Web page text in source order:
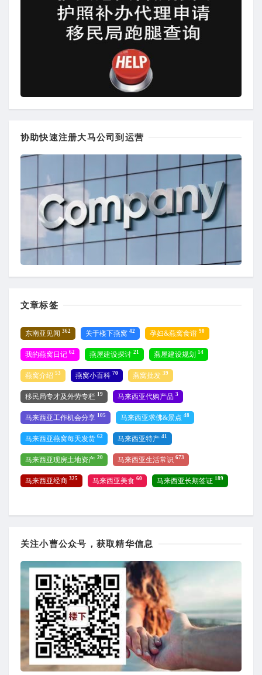
协助快速注册大马公司到运营
文章标签
东南亚见闻 362 关于楼下燕窝 42 孕妇&燕窝食谱 90
我的燕窝日记 62 燕屋建设探讨 21 燕屋建设规划 14
燕窝介绍 53 燕窝小百科 70 燕窝批发 39
移民局专才及外劳专栏 19 马来西亚代购产品 3
马来西亚工作机会分享 105 马来西亚求佛&景点 48
马来西亚燕窝每天发货 62 马来西亚特产 41
马来西亚现房土地资产 20 马来西亚生活常识 673
马来西亚经商 325 马来西亚美食 60 马来西亚长期签证 189
关注小曹公众号，获取精华信息